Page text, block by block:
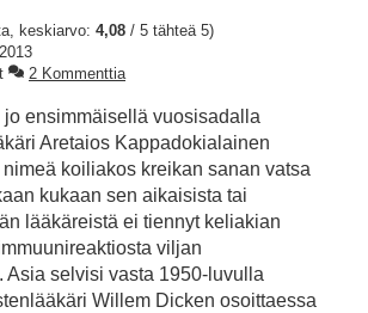
keskiarvo: 4,08 / 5 tähteä 5)
2 Kommenttia
ensimmäisellä vuosisadalla
Aretaios Kappadokialainen
koiliakos kreikan sanan vatsa
kukaan sen aikaisista tai
lääkäreistä ei tiennyt keliakian
viljan
Asia selvisi vasta 1950-luvulla
Willem Dicken osoittaessa